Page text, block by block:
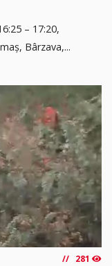
– 17:20,
Bârzava,...
281